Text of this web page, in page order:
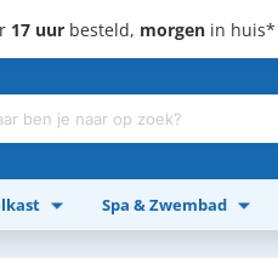
17 uur besteld, morgen in huis*
Spa & Zwembad